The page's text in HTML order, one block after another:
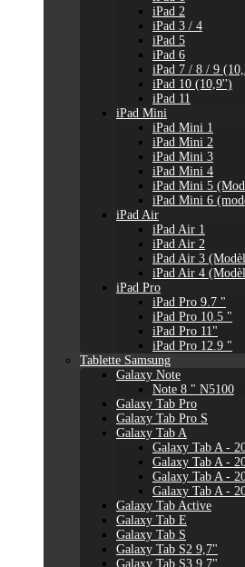
iPad 2
iPad 3 / 4
iPad 5
iPad 6
iPad 7 / 8 / 9
iPad 10 (10,9'')
iPad 11
iPad Mini
iPad Mini 1
iPad Mini 2
iPad Mini 3
iPad Mini 4
iPad Mini 5
iPad Mini 6
iPad Air
iPad Air 1
iPad Air 2
iPad Air 3
iPad Air 4
iPad Pro
iPad Pro 9.7 "
iPad Pro 10.5 "
iPad Pro 11"
iPad Pro 12.9 "
Tablette Samsung
Galaxy Note
Note 8 " N5100
Galaxy Tab Pro
Galaxy Tab Pro S
Galaxy Tab A
Galaxy Tab A -
Galaxy Tab A -
Galaxy Tab A -
Galaxy Tab A -
Galaxy Tab Active
Galaxy Tab E
Galaxy Tab S
Galaxy Tab S2 9,7"
Galaxy Tab S3 9,7"